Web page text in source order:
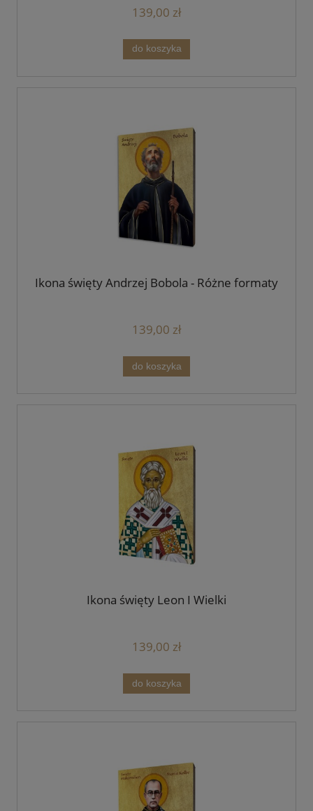
139,00 zł
do koszyka
Ikona święty Andrzej Bobola - Różne formaty
139,00 zł
do koszyka
Ikona święty Leon I Wielki
139,00 zł
do koszyka